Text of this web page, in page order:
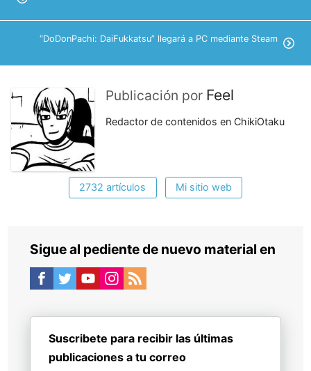
“DoDonPachi: DaiFukkatsu” llegará a PC mediante Steam
Publicación por Feel
Redactor de contenidos en ChikiOtaku
2732 artículos Mi sitio web
Sigue al pediente de nuevo material en
Suscribete para recibir las últimas
publicaciones a tu correo